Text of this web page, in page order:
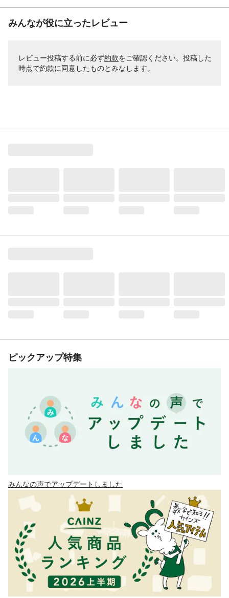
みんなが役に立ったレビュー
レビュー投稿する前に必ず約款をご確認ください。投稿した
時点で約款に同意したものとみなします。
ピックアップ特集
みんなの声でアップデートしました